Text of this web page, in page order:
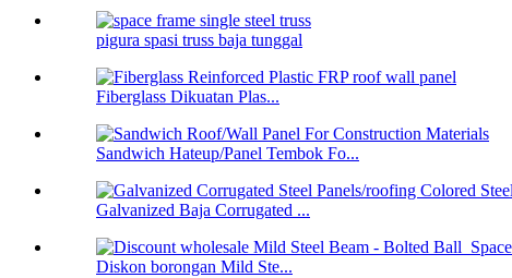
pigura spasi truss baja tunggal
Fiberglass Dikuatan Plas...
Sandwich Hateup/Panel Tembok Fo...
Galvanized Baja Corrugated ...
Diskon borongan Mild Ste...